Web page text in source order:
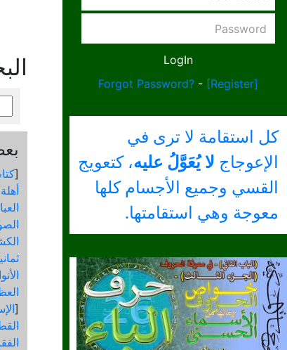
Forgot Password? - [Register]
كل استقامة لا ترى في
الإعوجاج لا يُعَوَّلُ عليه، كتعويج
القسي وجميع الأجسام كلها
معوجة وهي استقامتها.
[
[